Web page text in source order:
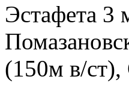
Эстафета 3
(150м в/